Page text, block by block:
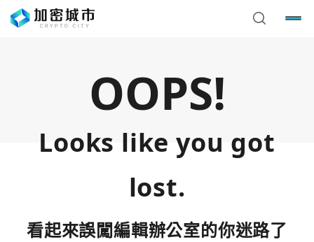
OOPS!
Looks like you got
lost.
看起來誤闖編輯辦公室的你迷路了